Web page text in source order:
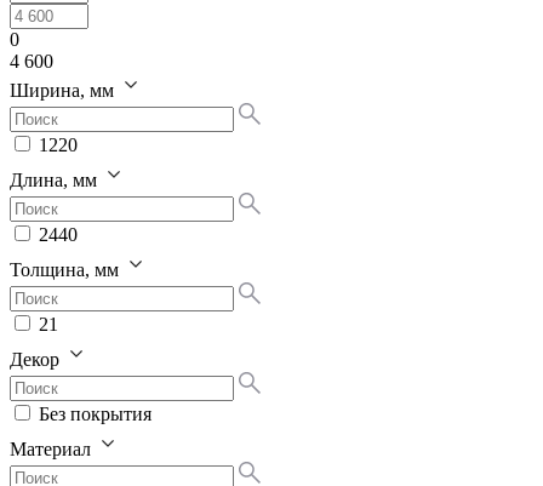
0
4 600
Ширина, мм
1220
Длина, мм
2440
Толщина, мм
21
Декор
Без покрытия
Материал